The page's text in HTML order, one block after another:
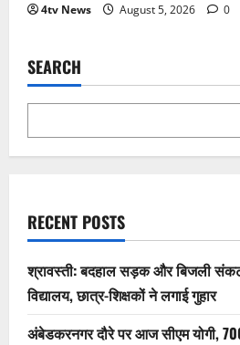
4tv News August 5, 2026 0
SEARCH
RECENT POSTS
श्रावस्ती: बदहाल सड़क और बिजली
विद्यालय, छात्र-शिक्षकों ने लगाई गुहार
अंबेडकरनगर दौरे पर आज सीएम योगी,